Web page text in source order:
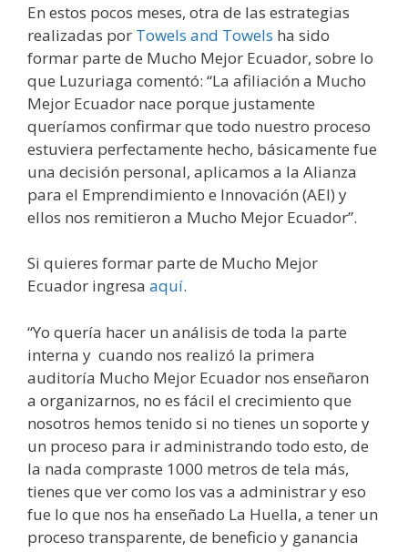
En estos pocos meses, otra de las estrategias
realizadas por Towels and Towels ha sido
formar parte de Mucho Mejor Ecuador, sobre lo
que Luzuriaga comentó: “La afiliación a Mucho
Mejor Ecuador nace porque justamente
queríamos confirmar que todo nuestro proceso
estuviera perfectamente hecho, básicamente fue
una decisión personal, aplicamos a la Alianza
para el Emprendimiento e Innovación (AEI) y
ellos nos remitieron a Mucho Mejor Ecuador”.
Si quieres formar parte de Mucho Mejor
Ecuador ingresa aquí.
“Yo quería hacer un análisis de toda la parte
interna y cuando nos realizó la primera
auditoría Mucho Mejor Ecuador nos enseñaron
a organizarnos, no es fácil el crecimiento que
nosotros hemos tenido si no tienes un soporte y
un proceso para ir administrando todo esto, de
la nada compraste 1000 metros de tela más,
tienes que ver como los vas a administrar y eso
fue lo que nos ha enseñado La Huella, a tener un
proceso transparente, de beneficio y ganancia